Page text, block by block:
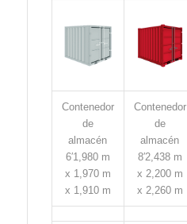
Contenedor
de
almacén
6′1,980 m
x 1,970 m
x 1,910 m
Contenedor
de
almacén
8′2,438 m
x 2,200 m
x 2,260 m